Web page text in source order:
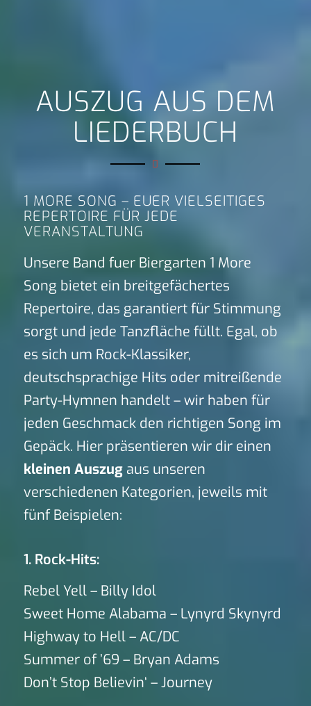
AUSZUG AUS DEM
LIEDERBUCH
1 MORE SONG – EUER VIELSEITIGES
REPERTOIRE FÜR JEDE
VERANSTALTUNG
Unsere Band fuer Biergarten 1 More
Song bietet ein breitgefächertes
Repertoire, das garantiert für Stimmung
sorgt und jede Tanzfläche füllt. Egal, ob
es sich um Rock-Klassiker,
deutschsprachige Hits oder mitreißende
Party-Hymnen handelt – wir haben für
jeden Geschmack den richtigen Song im
Gepäck. Hier präsentieren wir dir einen
kleinen Auszugaus unseren
verschiedenen Kategorien, jeweils mit
fünf Beispielen:
1. Rock-Hits:
Rebel Yell – Billy Idol
Sweet Home Alabama – Lynyrd Skynyrd
Highway to Hell – AC/DC
Summer of ’69 – Bryan Adams
Don’t Stop Believin‘ – Journey